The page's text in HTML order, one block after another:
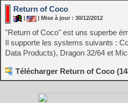
Return of Coco
| Mise à jour : 30/12/2012
"Return of Coco" est uns superbe
Il supporte les systems suivants :
Data Products), Dragon 32/64 et
Télécharger Return of Coco